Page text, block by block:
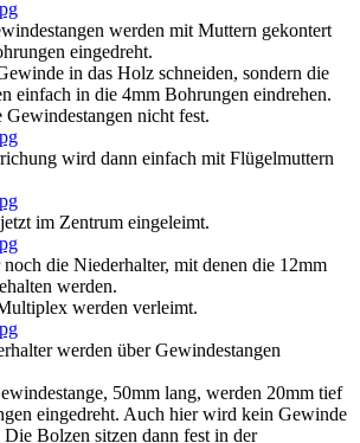
werden mit Muttern gekontert
eingedreht.
in das Holz schneiden, sondern die
einfach in die 4mm Bohrungen eindrehen.
Gewindestangen nicht fest.
wird dann einfach mit Flügelmuttern
im Zentrum eingeleimt.
die Niederhalter, mit denen die 12mm
werden.
werden verleimt.
werden über Gewindestangen
50mm lang, werden 20mm tief
eingedreht. Auch hier wird kein Gewinde
Bolzen sitzen dann fest in der